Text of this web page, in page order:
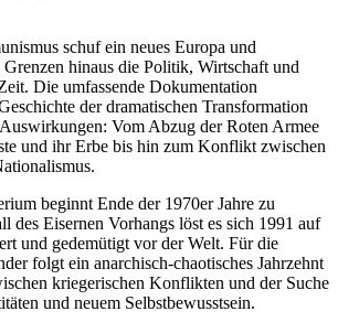
schuf ein neues Europa und
Grenzen hinaus die Politik, Wirtschaft und
Die umfassende Dokumentation
der dramatischen Transformation
Vom Abzug der Roten Armee
und ihr Erbe bis hin zum Konflikt zwischen
beginnt Ende der 1970er Jahre zu
des Eisernen Vorhangs löst es sich 1991 auf
und gedemütigt vor der Welt. Für die
folgt ein anarchisch-chaotisches Jahrzehnt
kriegerischen Konflikten und der Suche
und neuem Selbstbewusstsein.